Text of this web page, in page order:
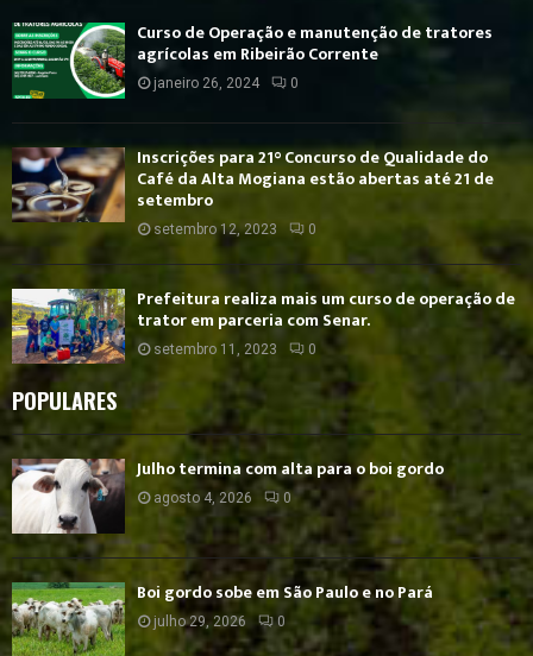
Curso de Operação e manutenção de tratores
agrícolas em Ribeirão Corrente
janeiro 26, 2024 0
Inscrições para 21° Concurso de Qualidade do
Café da Alta Mogiana estão abertas até 21 de
setembro
setembro 12, 2023 0
Prefeitura realiza mais um curso de operação de
trator em parceria com Senar.
setembro 11, 2023 0
POPULARES
Julho termina com alta para o boi gordo
agosto 4, 2026 0
Boi gordo sobe em São Paulo e no Pará
julho 29, 2026 0